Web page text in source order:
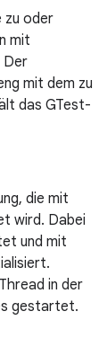
zu oder
mit
Der
mit dem zu
das GTest-
die mit
wird. Dabei
und mit
in der
gestartet.